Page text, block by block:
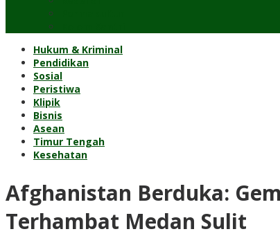
Hukum & Kriminal
Pendidikan
Sosial
Peristiwa
Klipik
Bisnis
Asean
Timur Tengah
Kesehatan
Afghanistan Berduka:
Terhambat Medan Sulit